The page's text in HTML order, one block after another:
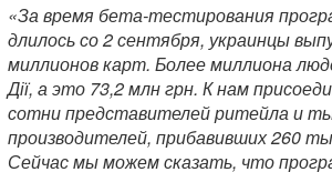
«За время бета-тестирования
длилось со 2 сентября, украинцы
миллионов карт. Более миллиона
Дії, а это 73,2 млн грн. К нам
сотни представителей ритейла и
производителей, прибавивших 260
Сейчас мы можем сказать, что